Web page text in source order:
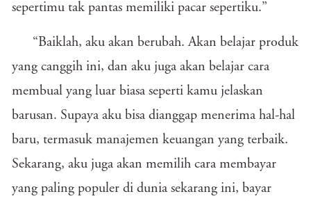
sepertimu tak pantas memiliki pacar sepertiku.”
“Baiklah, aku akan berubah. Akan belajar produk
yang canggih ini, dan aku juga akan belajar cara
membual yang luar biasa seperti kamu jelaskan
barusan. Supaya aku bisa dianggap menerima hal-hal
baru, termasuk manajemen keuangan yang terbaik.
Sekarang, aku juga akan memilih cara membayar
yang paling populer di dunia sekarang ini, bayar